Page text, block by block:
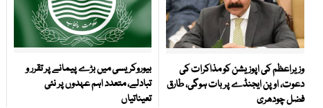
وزیراعظم کی اپوزیشن کو مذاکرات کی
دعوت، اوپن ایجنڈے پر بات ہوگی، طارق
فضل چودھری
بیوروکریسی میں بڑے پیمانے پر تقرر و
تبادلے، متعدد اہم عہدوں پر نئی
تعیناتیاں